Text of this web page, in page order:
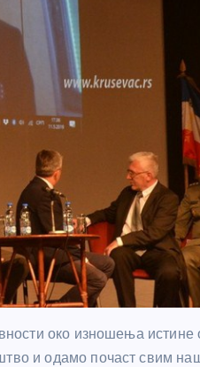
око изношења
и одамо почаст свим